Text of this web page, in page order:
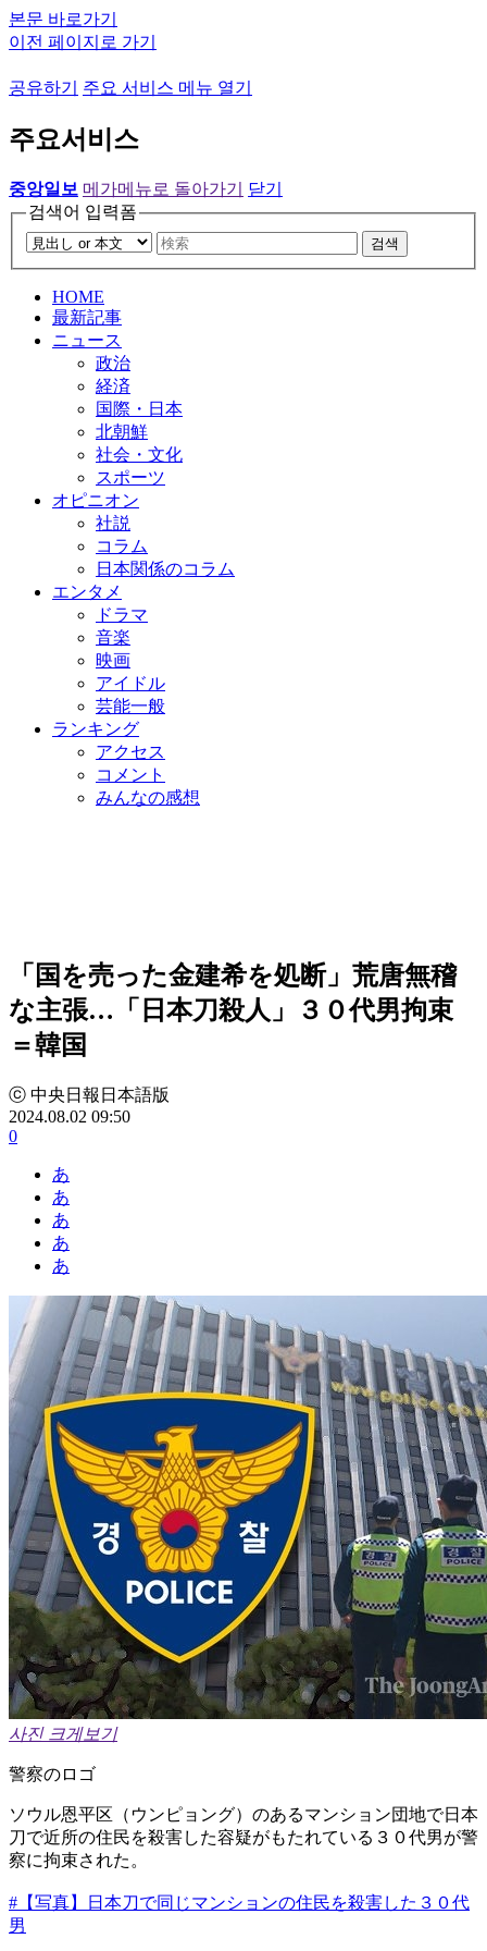
본문 바로가기
이전 페이지로 가기
공유하기 주요 서비스 메뉴 열기
주요서비스
중앙일보 메가메뉴로 돌아가기
닫기
검색어 입력폼
검색
HOME
最新記事
ニュース
政治
経済
国際・日本
北朝鮮
社会・文化
スポーツ
オピニオン
社説
コラム
日本関係のコラム
エンタメ
ドラマ
音楽
映画
アイドル
芸能一般
ランキング
アクセス
コメント
みんなの感想
「国を売った金建希を処断」荒唐無稽
な主張…「日本刀殺人」３０代男拘束
＝韓国
ⓒ 中央日報日本語版
2024.08.02 09:50
0
あ
あ
あ
あ
あ
사진 크게보기
警察のロゴ
ソウル恩平区（ウンピョング）のあるマンション団地で日本
刀で近所の住民を殺害した容疑がもたれている３０代男が警
察に拘束された。
#【写真】日本刀で同じマンションの住民を殺害した３０代
男